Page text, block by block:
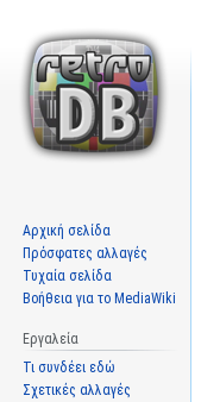
Αρχική σελίδα
Πρόσφατες αλλαγές
Τυχαία σελίδα
Βοήθεια για το MediaWiki
Εργαλεία
Τι συνδέει εδώ
Σχετικές αλλαγές